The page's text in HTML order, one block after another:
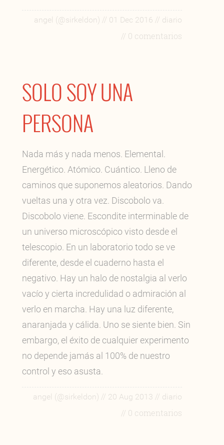
angel (@sirkeldon) // 01 Dec 2016 // diario
// 0 comentarios
SOLO SOY UNA
PERSONA
Nada más y nada menos. Elemental.
Energético. Atómico. Cuántico. Lleno de
caminos que suponemos aleatorios. Dando
vueltas una y otra vez. Discobolo va.
Discobolo viene. Escondite interminable de
un universo microscópico visto desde el
telescopio. En un laboratorio todo se ve
diferente, desde el cuaderno hasta el
negativo. Hay un halo de nostalgia al verlo
vacío y cierta incredulidad o admiración al
verlo en marcha. Hay una luz diferente,
anaranjada y cálida. Uno se siente bien. Sin
embargo, el éxito de cualquier experimento
no depende jamás al 100% de nuestro
control y eso asusta.
angel (@sirkeldon) // 20 Aug 2013 // diario
// 0 comentarios